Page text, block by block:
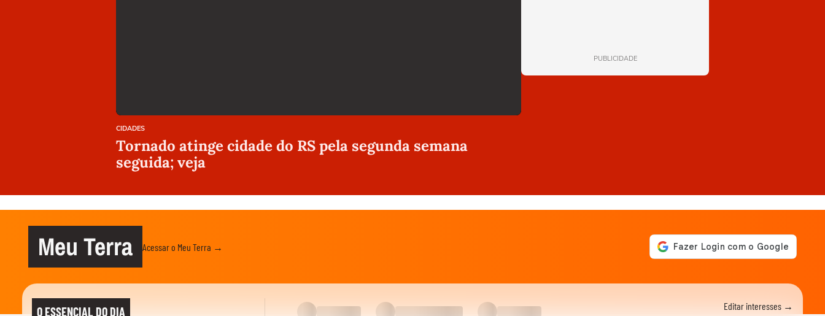
CIDADES
Tornado atinge cidade do RS pela segunda semana
seguida; veja
PUBLICIDADE
Meu Terra Acessar o Meu Terra →
O ESSENCIAL DO DIA Editar interesses →